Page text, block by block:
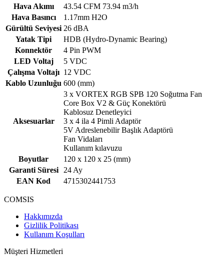
Hava Akımı
43.54 CFM 73.94 m3/h
Hava Basıncı
1.17mm H2O
Gürültü Seviyesi 26 dBA
Yatak Tipi
HDB (Hydro-Dynamic Bearing)
Konnektör
4 Pin PWM
LED Voltaj
5 VDC
Çalışma Voltajı 12 VDC
Kablo Uzunluğu 600 (mm)
Aksesuarlar
3 x VORTEX RGB SPB 120 Soğutma Fan
Core Box V2 & Güç Konektörü
Kablosuz Denetleyici
3 x 4 ila 4 Pimli Adaptör
5V Adreslenebilir Başlık Adaptörü
Fan Vidaları
Kullanım kılavuzu
Boyutlar
120 x 120 x 25 (mm)
Garanti Süresi
24 Ay
EAN Kod
4715302441753
COMSIS
Hakkımızda
Gizlilik Politikası
Kullanım Koşulları
Müşteri Hizmetleri